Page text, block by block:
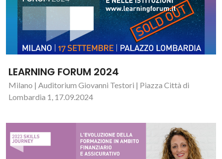
LEARNING FORUM 2024
Milano | Auditorium Giovanni Testori | Piazza Città di
Lombardia 1, 17.09.2024